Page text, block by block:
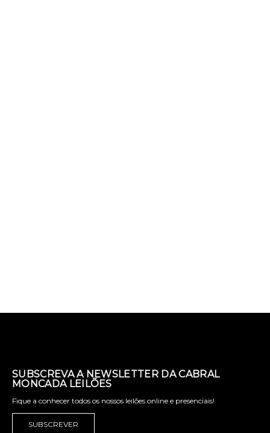
SUBSCREVA A NEWSLETTER DA CABRAL
MONCADA LEILÕES
Fique a conhecer todos os nossos leilões online e presenciais!
SUBSCREVER